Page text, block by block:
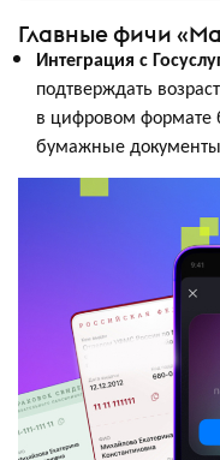
Главные фичи
Интеграция с
подтверждать
в цифровом формате
бумажные